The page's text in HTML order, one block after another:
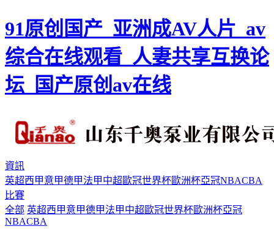
91原创国产_亚洲成AV人片_av
综合在线观看_人妻共享互换论
坛_国产原创av在线
資訊
英超西甲意甲德甲法甲中超歐冠世界杯歐洲杯亞冠NBACBA
比賽
全部 英超西甲意甲德甲法甲中超歐冠世界杯歐洲杯亞冠
NBACBA